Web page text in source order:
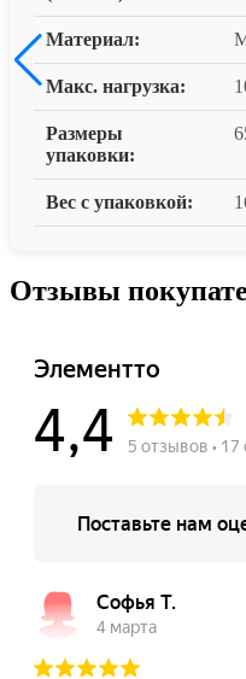
Материал:
Макс. нагрузка:
Размеры
упаковки:
Вес с упаковкой:
Отзывы